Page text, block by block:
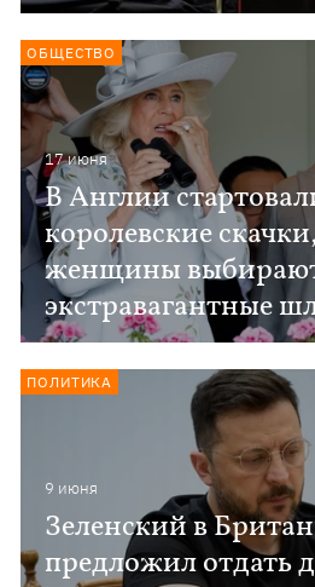
17 июня
В Англии
королевские
женщины
экстравагантные
ОБЩЕСТВО
9 июня
Зеленский в
предложил отдать
ПОЛИТИКА